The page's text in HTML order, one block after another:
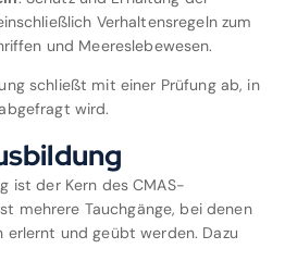
Verhaltensregeln zum
und Meereslebewesen.
schließt mit einer Prüfung ab, in
wird.
ist der Kern des CMAS-
mehrere Tauchgänge, bei denen
erlernt und geübt werden. Dazu